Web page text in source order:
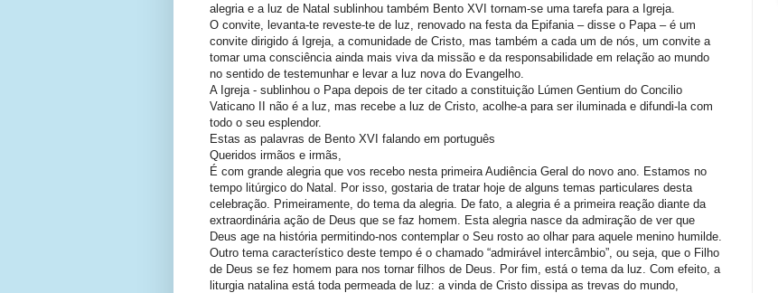
alegria e a luz de Natal sublinhou também Bento XVI tornam-se uma tarefa para a Igreja.
O convite, levanta-te reveste-te de luz, renovado na festa da Epifania – disse o Papa – é um
convite dirigido á Igreja, a comunidade de Cristo, mas também a cada um de nós, um convite a
tomar uma consciência ainda mais viva da missão e da responsabilidade em relação ao mundo
no sentido de testemunhar e levar a luz nova do Evangelho.
A Igreja - sublinhou o Papa depois de ter citado a constituição Lúmen Gentium do Concilio
Vaticano II não é a luz, mas recebe a luz de Cristo, acolhe-a para ser iluminada e difundi-la com
todo o seu esplendor.
Estas as palavras de Bento XVI falando em português
Queridos irmãos e irmãs,
É com grande alegria que vos recebo nesta primeira Audiência Geral do novo ano. Estamos no
tempo litúrgico do Natal. Por isso, gostaria de tratar hoje de alguns temas particulares desta
celebração. Primeiramente, do tema da alegria. De fato, a alegria é a primeira reação diante da
extraordinária ação de Deus que se faz homem. Esta alegria nasce da admiração de ver que
Deus age na história permitindo-nos contemplar o Seu rosto ao olhar para aquele menino humilde.
Outro tema característico deste tempo é o chamado “admirável intercâmbio”, ou seja, que o Filho
de Deus se fez homem para nos tornar filhos de Deus. Por fim, está o tema da luz. Com efeito, a
liturgia natalina está toda permeada de luz: a vinda de Cristo dissipa as trevas do mundo,